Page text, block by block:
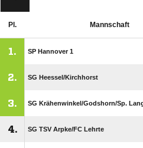
Pl. Mannschaft
1. SP Hannover 1
2. SG Heessel/​Kirchhorst
3. SG Krähenwinkel/​Godshorn/​Sp.
4. SG TSV Arpke/​FC Lehrte